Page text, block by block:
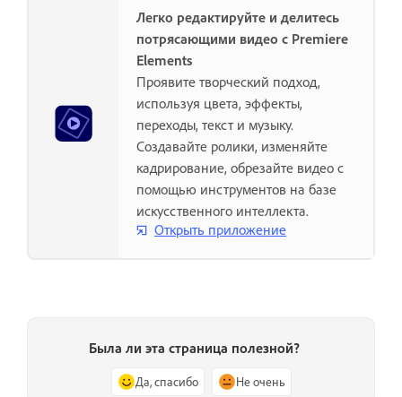
Легко редактируйте и делитесь
потрясающими видео с Premiere
Elements
Проявите творческий подход,
используя цвета, эффекты,
переходы, текст и музыку.
Создавайте ролики, изменяйте
кадрирование, обрезайте видео с
помощью инструментов на базе
искусственного интеллекта.
Открыть приложение
Была ли эта страница полезной?
Да, спасибо Не очень